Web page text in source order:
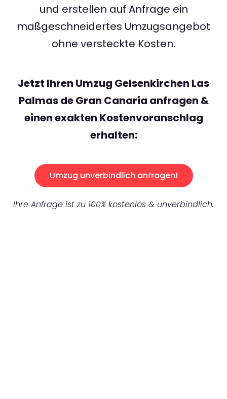
und erstellen auf Anfrage ein
maßgeschneidertes Umzugsangebot
ohne versteckte Kosten.
Jetzt Ihren Umzug Gelsenkirchen Las
Palmas de Gran Canaria anfragen &
einen exakten Kostenvoranschlag
erhalten:
Umzug unverbindlich anfragen!
Ihre Anfrage ist zu 100% kostenlos & unverbindlich.